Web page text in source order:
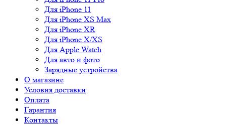
Для iPhone 11
Для iPhone XS Max
Для iPhone XR
Для iPhone X/XS
Для Apple Watch
Для авто и фото
Зарядные устройства
О магазине
Условия доставки
Оплата
Гарантия
Контакты